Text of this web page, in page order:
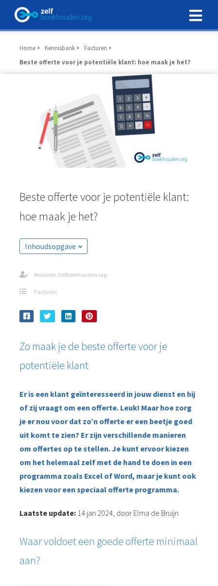
Home Kennisbank
Facturen
Beste offerte voor je potentiële klant: hoe maak je het?
Beste offerte voor je potentiële klant:
hoe maak je het?
Inhoudsopgave
Redactie Zelfboekhouden.org
Facturen
Zo maak je de beste offerte voor je
potentiële klant
Er is een klant geïnteresseerd in jouw dienst en hij
of zij vraagt om een offerte. Leuk! Maar hoe zorg
je er nou voor dat zo’n offerte er een beetje goed
uit komt te zien? Er zijn verschillende manieren
om offertes op te stellen. Je kunt ervoor kiezen
om het helemaal zelf met de hand te doen in een
programma zoals Excel of Word, maar je kunt ook
kiezen voor een speciaal offerte programma.
Laatste update: 14 jan 2024, door Elma de Bruijn
Waar voldoet een goede offerte minimaal
aan?